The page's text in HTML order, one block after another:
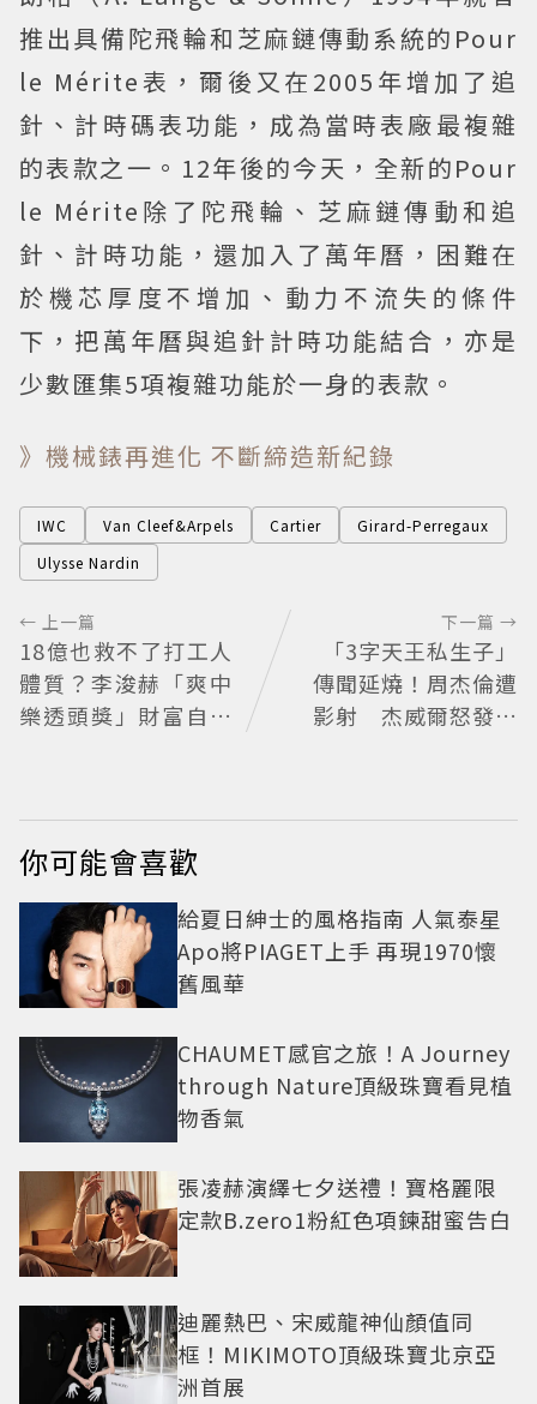
推出具備陀飛輪和芝麻鏈傳動系統的Pour
le Mérite表，爾後又在2005年增加了追
針、計時碼表功能，成為當時表廠最複雜
的表款之一。12年後的今天，全新的Pour
le Mérite除了陀飛輪、芝麻鏈傳動和追
針、計時功能，還加入了萬年曆，困難在
於機芯厚度不增加、動力不流失的條件
下，把萬年曆與追針計時功能結合，亦是
少數匯集5項複雜功能於一身的表款。
》機械錶再進化 不斷締造新紀錄
IWC Van Cleef&Arpels Cartier
Girard-Perregaux
Ulysse Nardin
← 上一篇
18億也救不了打工人
體質？李浚赫「爽中
樂透頭獎」財富自由
下一篇 →
「3字天王私生子」
傳聞延燒！周杰倫遭
影射 杰威爾怒發聲
你可能會喜歡
給夏日紳士的風格指南 人氣泰星
Apo將PIAGET上手 再現1970懷
舊風華
CHAUMET感官之旅！A Journey
through Nature頂級珠寶看見植
物香氣
張凌赫演繹七夕送禮！寶格麗限
定款B.zero1粉紅色項鍊甜蜜告白
迪麗熱巴、宋威龍神仙顏值同
框！MIKIMOTO頂級珠寶北京亞
洲首展